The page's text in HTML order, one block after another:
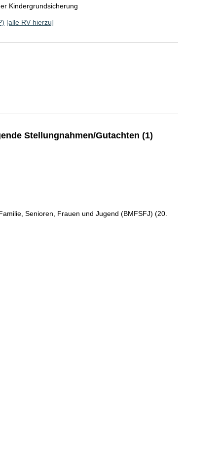
Kindergrundsicherung
[alle RV hierzu]
Stellungnahmen/Gutachten (1)
Senioren, Frauen und Jugend (BMFSFJ) (20.